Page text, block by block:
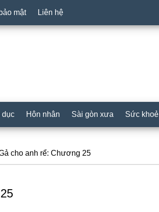
mật Liên hệ
dục Hôn nhân Sài gòn xưa Sức khoẻ
cho anh rể: Chương 25